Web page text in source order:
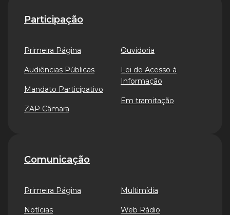
Participação
Primeira Página
Audiências Públicas
Mandato Participativo
ZAP Câmara
Ouvidoria
Lei de Acesso à
Informação
Em tramitação
Comunicação
Primeira Página
Notícias
Multimídia
Web Rádio